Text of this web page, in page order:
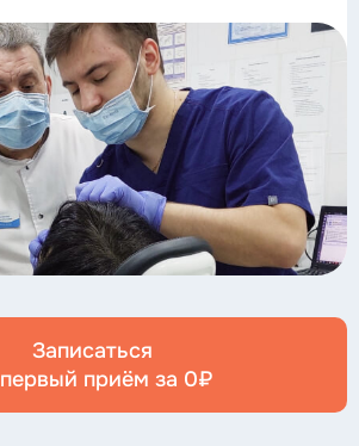
Записаться
приём за 0₽